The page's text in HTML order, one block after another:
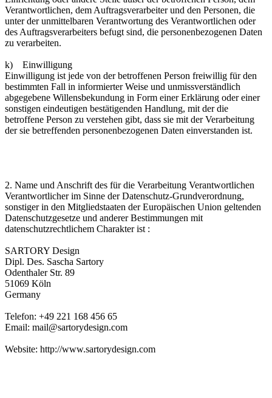
Verantwortlichen, dem Auftragsverarbeiter und den Personen, die
unter der unmittelbaren Verantwortung des Verantwortlichen oder
des Auftragsverarbeiters befugt sind, die personenbezogenen Daten
zu verarbeiten.
k) Einwilligung
Einwilligung ist jede von der betroffenen Person freiwillig für den
bestimmten Fall in informierter Weise und unmissverständlich
abgegebene Willensbekundung in Form einer Erklärung oder einer
sonstigen eindeutigen bestätigenden Handlung, mit der die
betroffene Person zu verstehen gibt, dass sie mit der Verarbeitung
der sie betreffenden personenbezogenen Daten einverstanden ist.
2. Name und Anschrift des für die Verarbeitung Verantwortlichen
Verantwortlicher im Sinne der Datenschutz-Grundverordnung,
sonstiger in den Mitgliedstaaten der Europäischen Union geltenden
Datenschutzgesetze und anderer Bestimmungen mit
datenschutzrechtlichem Charakter ist :
SARTORY Design
Dipl. Des. Sascha Sartory
Odenthaler Str. 89
51069 Köln
Germany
Telefon: +49 221 168 456 65
Email: mail@sartorydesign.com
Website: http://www.sartorydesign.com